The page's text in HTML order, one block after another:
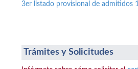
3er listado provisional de admitidos
Trámites y Solicitudes